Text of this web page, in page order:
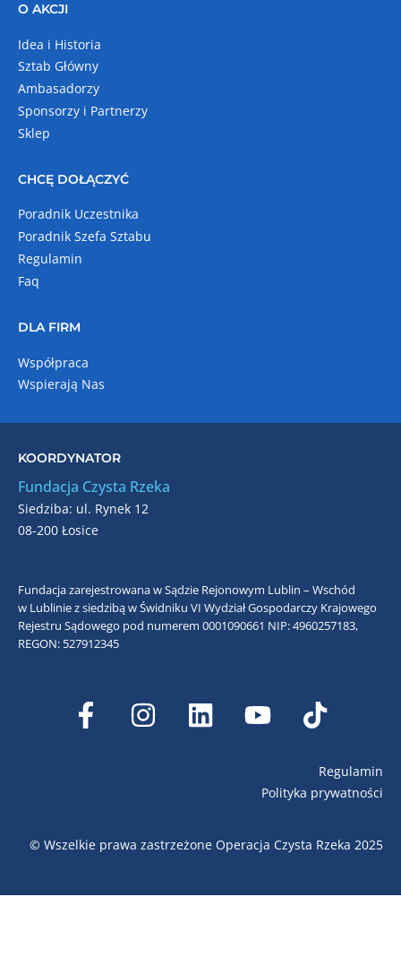
O AKCJI
Idea i Historia
Sztab Główny
Ambasadorzy
Sponsorzy i Partnerzy
Sklep
CHCĘ DOŁĄCZYĆ
Poradnik Uczestnika
Poradnik Szefa Sztabu
Regulamin
Faq
DLA FIRM
Współpraca
Wspierają Nas
KOORDYNATOR
Fundacja Czysta Rzeka
Siedziba: ul. Rynek 12
08-200 Łosice
Fundacja zarejestrowana w Sądzie Rejonowym Lublin – Wschód
w Lublinie z siedzibą w Świdniku VI Wydział Gospodarczy Krajowego
Rejestru Sądowego pod numerem 0001090661 NIP: 4960257183,
REGON: 527912345
Regulamin
Polityka prywatności
© Wszelkie prawa zastrzeżone Operacja Czysta Rzeka 2025